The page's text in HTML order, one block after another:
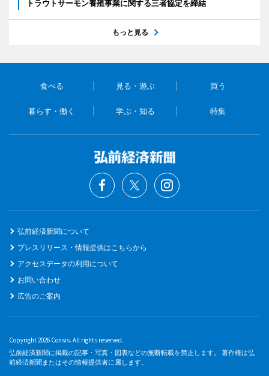
トラウトサーモン養殖事業に関する三者協定を締結
もっと見る
食べる 見る・遊ぶ 買う
暮らす・働く 学ぶ・知る 特集
弘前経済新聞について
プレスリリース・情報提供はこちらから
アクセスデータの利用について
お問い合わせ
広告のご案内
Copyright 2026 Consis. All rights reserved.
弘前経済新聞に掲載の記事・写真・図表などの無断転載を禁止します。 著作権は弘
前経済新聞またはその情報提供者に属します。